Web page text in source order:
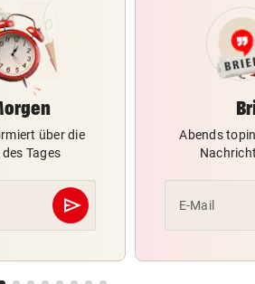
über die
Tages
send
Abschicken
Abends
E-Mail